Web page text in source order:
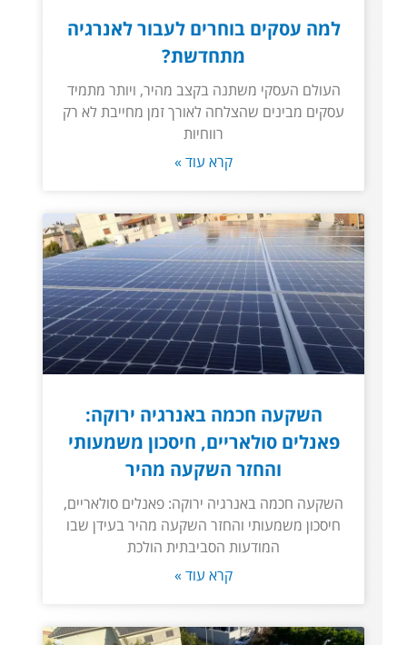
למה עסקים בוחרים לעבור לאנרגיה
מתחדשת?
העולם העסקי משתנה בקצב מהיר, ויותר מתמיד
עסקים מבינים שהצלחה לאורך זמן מחייבת לא רק
רווחיות
קרא עוד »
השקעה חכמה באנרגיה ירוקה:
פאנלים סולאריים, חיסכון משמעותי
והחזר השקעה מהיר
השקעה חכמה באנרגיה ירוקה: פאנלים סולאריים,
חיסכון משמעותי והחזר השקעה מהיר בעידן שבו
המודעות הסביבתית הולכת
קרא עוד »